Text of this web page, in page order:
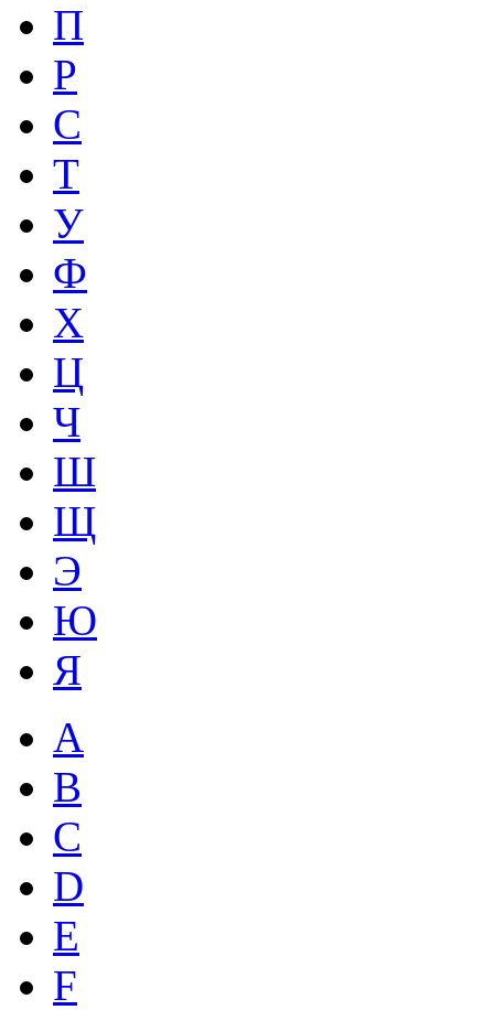
П
Р
С
Т
У
Ф
Х
Ц
Ч
Ш
Щ
Э
Ю
Я
A
B
C
D
E
F